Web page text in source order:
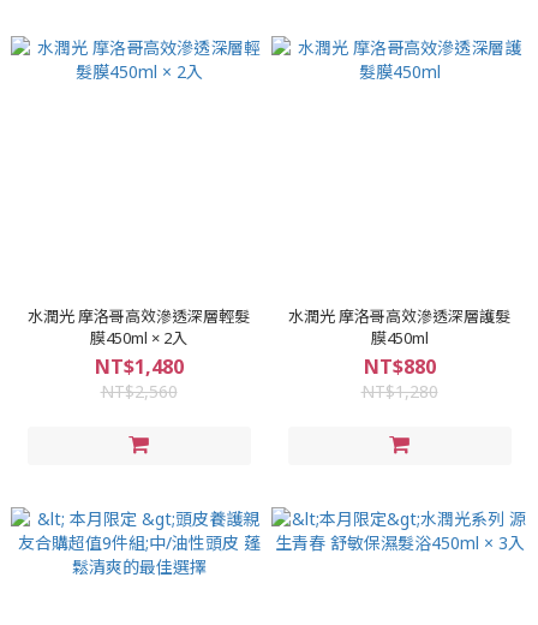
水潤光 摩洛哥高效滲透深層輕髮
膜450ml × 2入
NT$1,480
NT$2,560
水潤光 摩洛哥高效滲透深層護髮
膜450ml
NT$880
NT$1,280